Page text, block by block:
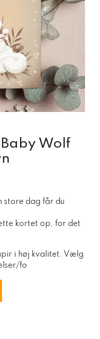
Wolf
store dag får du
kortet op, for det
i høj kvalitet. Vælg
fo